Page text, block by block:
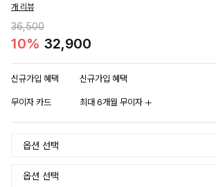
개 리뷰
36,500
10% 32,900
신규가입 혜택 신규가입 혜택
무이자 카드 최대 6개월 무이자